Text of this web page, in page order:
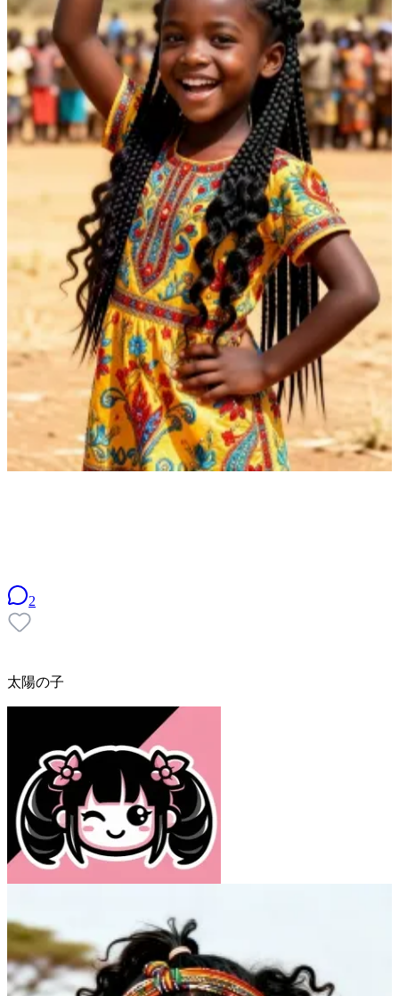
2
太陽の子
Atelier Raisin Butter
40